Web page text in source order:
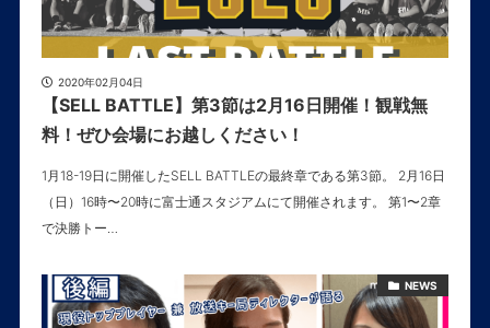
2020年02月04日
【SELL BATTLE】第3節は2月16日開催！観戦無
料！ぜひ会場にお越しください！
1月18-19日に開催したSELL BATTLEの最終章である第3節。 2月16日
（日）16時〜20時に富士通スタジアムにて開催されます。 第1〜2章
で決勝トー…
NEWS